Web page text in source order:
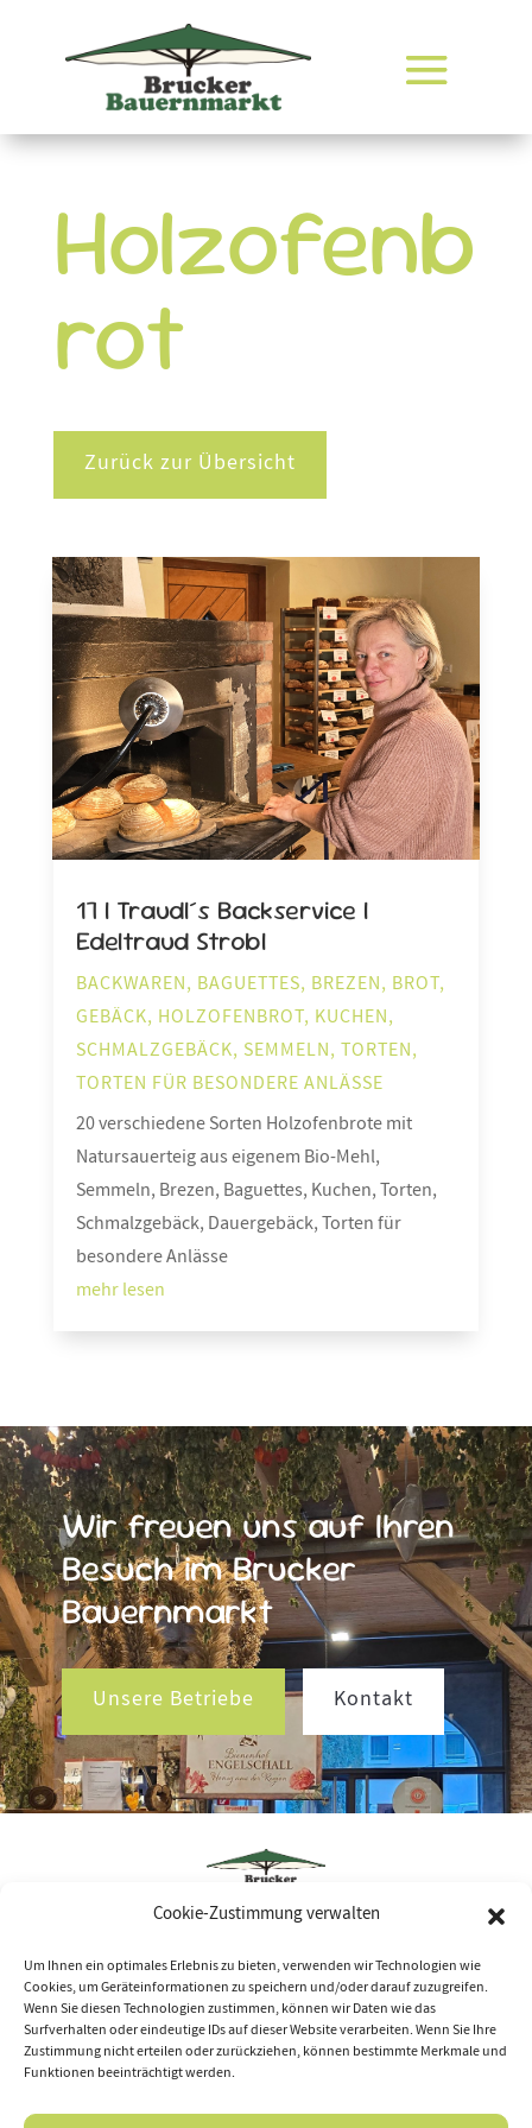
Cookie-Zustimmung verwalten
Um Ihnen ein optimales Erlebnis zu bieten, verwenden wir Technologien wie
Cookies, um Geräteinformationen zu speichern und/oder darauf zuzugreifen.
Wenn Sie diesen Technologien zustimmen, können wir Daten wie das
Surfverhalten oder eindeutige IDs auf dieser Website verarbeiten. Wenn Sie Ihre
Zustimmung nicht erteilen oder zurückziehen, können bestimmte Merkmale und
Funktionen beeinträchtigt werden.
Holzofenb
rot
Zurück zur Übersicht
17 | Traudl´s Backservice |
Edeltraud Strobl
BACKWAREN, BAGUETTES, BREZEN, BROT,
GEBÄCK, HOLZOFENBROT, KUCHEN,
SCHMALZGEBÄCK, SEMMELN, TORTEN,
TORTEN FÜR BESONDERE ANLÄSSE
20 verschiedene Sorten Holzofenbrote mit
Natursauerteig aus eigenem Bio-Mehl,
Semmeln, Brezen, Baguettes, Kuchen, Torten,
Schmalzgebäck, Dauergebäck, Torten für
besondere Anlässe
mehr lesen
Wir freuen uns auf Ihren
Besuch im Brucker
Bauernmarkt
Unsere Betriebe Kontakt
Betriebe
Aktuelles